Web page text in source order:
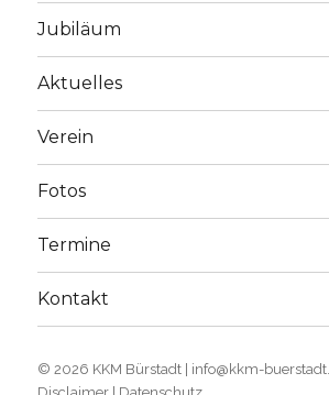
Jubiläum
Aktuelles
Verein
Fotos
Termine
Kontakt
© 2026 KKM Bürstadt | info@kkm-